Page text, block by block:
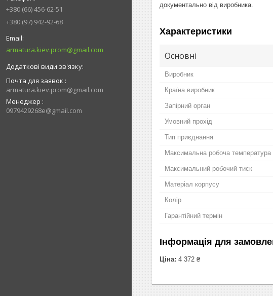
+380 (66) 456-62-51
+380 (97) 942-92-68
armatura.kiev.prom@gmail.com
Почта для заявок
armatura.kiev.prom@gmail.com
Менеджер
0979429268e@gmail.com
документально від виробника.
Характеристики
Основні
Виробник
Країна виробник
Запірний орган
Умовний прохід
Тип приєднання
Максимальна робоча температура
Максимальний робочий тиск
Матеріал корпусу
Колір
Гарантійний термін
Інформація для
Ціна: 4 372 ₴